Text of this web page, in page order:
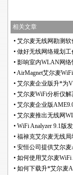
相关文章
• 艾尔麦无线网勘测软
• 做好无线网络规划
• 影响室内WLAN网
•AirMagnet艾尔麦
• 艾尔麦企业版升*为
• 艾尔麦WiFi分析仪
• 艾尔麦企业版
• 艾尔麦推出无线网
• WiFi Analyzer 9.1版
• 福禄克艾尔麦无线局
• 安恒公司提供艾尔
• 如何使用艾尔麦WiFi
• 如何下载升*艾尔麦